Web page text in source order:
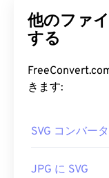
Extensible
し、ベクターグ
を使用する主な
ラビリティです
次元ベクター
他のファ
する
きます:
SVG コンバータ
JPG に SVG